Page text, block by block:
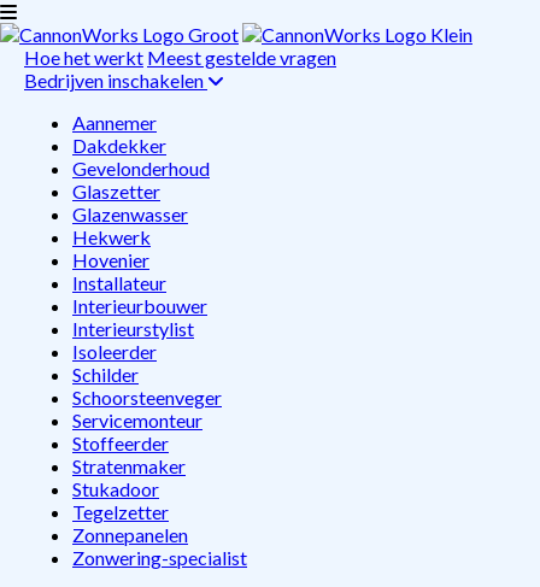
Hoe het werkt Meest gestelde vragen
Bedrijven inschakelen
Aannemer
Dakdekker
Gevelonderhoud
Glaszetter
Glazenwasser
Hekwerk
Hovenier
Installateur
Interieurbouwer
Interieurstylist
Isoleerder
Schilder
Schoorsteenveger
Servicemonteur
Stoffeerder
Stratenmaker
Stukadoor
Tegelzetter
Zonnepanelen
Zonwering-specialist